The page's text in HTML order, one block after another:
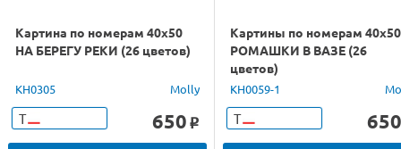
Картина по номерам 40х50
НА БЕРЕГУ РЕКИ (26 цветов)
KH0305 Molly
Т 650 o
Картины по номерам 40х50
РОМАШКИ В ВАЗЕ (26
цветов)
KH0059-1
Т 650